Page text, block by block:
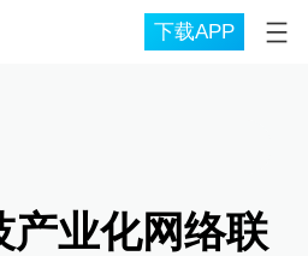
下载APP
产业化网络联